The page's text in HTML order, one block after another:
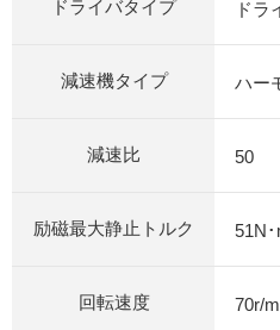
ドライバタイプ ドラ
減速機タイプ ハー
減速比 50
励磁最大静止トルク 51N･
回転速度 70r/